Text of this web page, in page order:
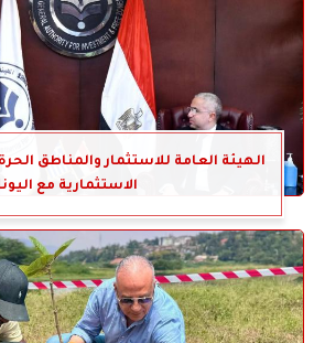
الهيئة العامة للاستثمار والمناطق
الاستثمارية مع